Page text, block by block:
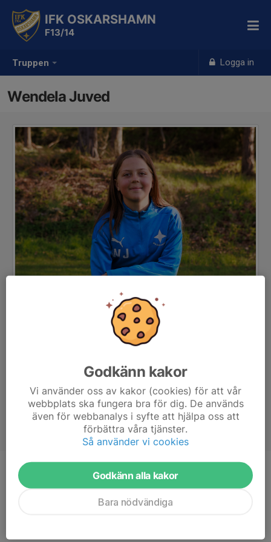
Truppen Logga in
IFK OSKARSHAMN
F13/14
Wendela Juved
Position
-
Godkänn kakor
Vi använder oss av kakor (cookies) för att vår
webbplats ska fungera bra för dig. De används
även för webbanalys i syfte att hjälpa oss att
förbättra våra tjänster.
Så använder vi cookies
Godkänn alla kakor
Bara nödvändiga